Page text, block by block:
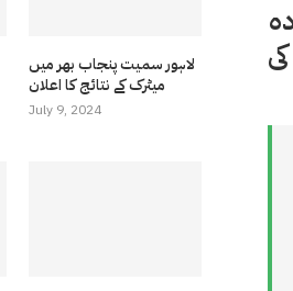
روپے زیادہ
روپے مقرر کی
لاہور سمیت پنجاب بھر میں
میٹرک کے نتائج کا اعلان
July 9, 2024